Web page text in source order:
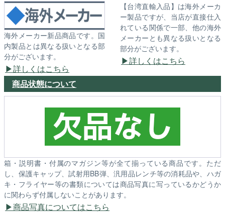
海外メーカー新品商品です。国
内製品とは異なる扱いとなる部
分がございます。
詳しくはこちら
【台湾直輸入品】は海外メーカ
ー製品ですが、当店が直接仕入
れている関係で一部、他の海外
メーカーとも異なる扱いとなる
部分がございます。
詳しくはこちら
商品状態について
箱・説明書・付属のマガジン等が全て揃っている商品です。ただ
し、保護キャップ、試射用BB弾、汎用品レンチ等の消耗品や、ハガ
キ・フライヤー等の書類については商品写真に写っているかどうか
に関わらず付属しないことがあります。
商品写真についてはこちら